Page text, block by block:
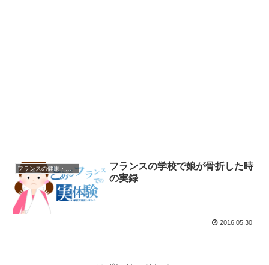
フランスの健康・医療
フランスの学校で娘が骨折した時
の実録
2016.05.30